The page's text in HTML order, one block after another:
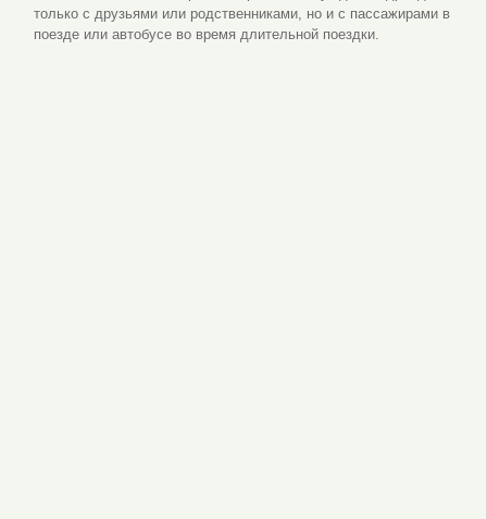
только с друзьями или родственниками, но и с пассажирами в
поезде или автобусе во время длительной поездки.